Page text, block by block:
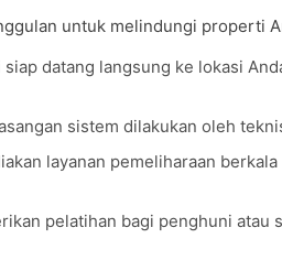
untuk melindungi properti
siap datang langsung ke lokasi
sistem dilakukan oleh
layanan pemeliharaan
pelatihan bagi penghuni